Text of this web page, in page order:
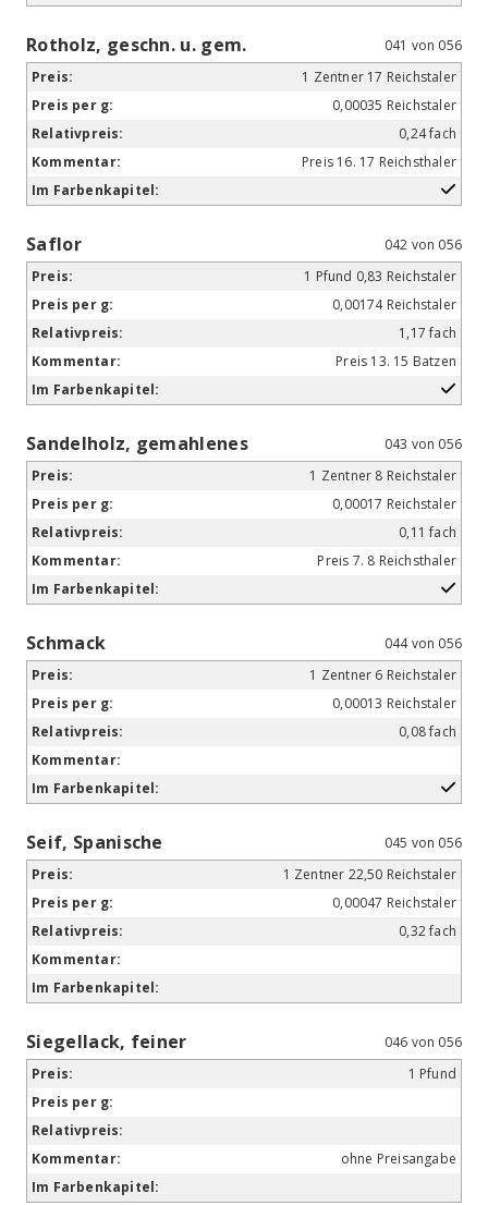
Rotholz, geschn. u. gem.
041 von 056
1 Zentner 17 Reichstaler
0,00035 Reichstaler
0,24 fach
Preis 16. 17 Reichsthaler
Saflor
042 von 056
1 Pfund 0,83 Reichstaler
0,00174 Reichstaler
1,17 fach
Preis 13. 15 Batzen
Sandelholz, gemahlenes
043 von 056
1 Zentner 8 Reichstaler
0,00017 Reichstaler
0,11 fach
Preis 7. 8 Reichsthaler
Schmack
044 von 056
1 Zentner 6 Reichstaler
0,00013 Reichstaler
0,08 fach
Seif, Spanische
045 von 056
1 Zentner 22,50 Reichstaler
0,00047 Reichstaler
0,32 fach
Siegellack, feiner
046 von 056
1 Pfund
ohne Preisangabe